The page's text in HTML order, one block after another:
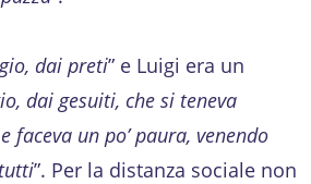
dai preti” e Luigi era un
dai gesuiti, che si teneva
faceva un po’ paura, venendo
”. Per la distanza sociale non